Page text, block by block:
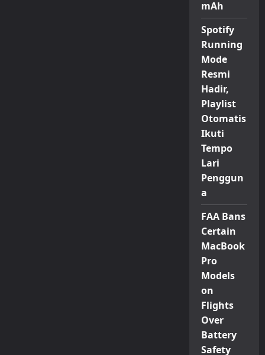
mAh
Spotify
Running
Mode
Resmi
Hadir,
Playlist
Otomatis
Ikuti
Tempo
Lari
Penggun
a
FAA Bans
Certain
MacBook
Pro
Models
on
Flights
Over
Battery
Safety